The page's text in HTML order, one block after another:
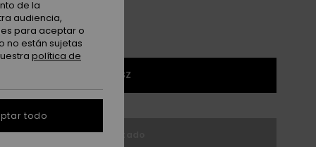
1SZ
Agotado
de la
audiencia,
para aceptar o
no están sujetas
política de
todo